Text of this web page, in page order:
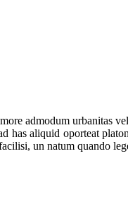
admodum urbanitas
has aliquid oporteat
un natum quando